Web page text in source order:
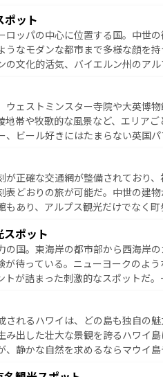
地であるランス、プロヴァンスの
らに、パリ以外の地域にも魅力が
パリ以外の個性あふれる地方に足
とそれぞれで全く異なる文化を体験できるだろう。 なお、新着のフランス情報はコン
ポット
ロッパの中心に位置する国。中世
なモダンな都市まで多様な顔を持
文化的活気、バイエルン州のア
てほしい。 なお、新着のド
ェストミンスター寺院や大英博物
帯や牧歌的な風景など、エリアご
ビール好きにはたまらない英国
正確な交通網が整備されており
どおりの旅が可能だ。中世の建物
あり、アルプス観光だけでなく町
しむこともできる。 なお、新着
ポット
国。東海岸の都市部から西海岸の
待っている。ニューヨークのよ
が詰まった刺激的なスポットだ。
では、音楽と美食が融合した独特
しみながら、その多様性と豊かな
列車の旅も、アメリカならでは
テンツ一覧を参照してほしい。
れるハワイは、どの島も独自の魅
み出した壮大な景観を誇るハワイ
静かな自然を求めるならマウイ